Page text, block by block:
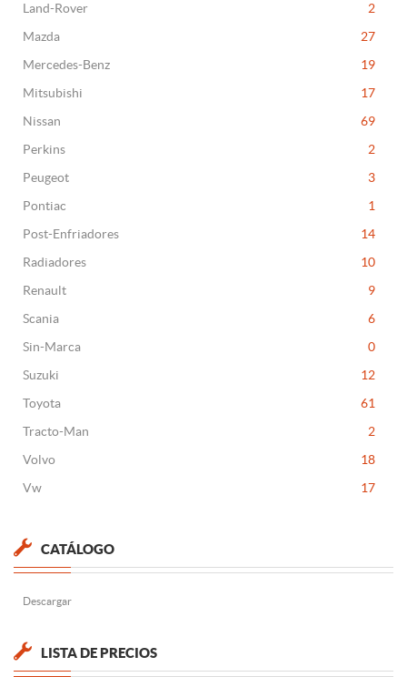
Land-Rover
2
Mazda
27
Mercedes-Benz
19
Mitsubishi
17
Nissan
69
Perkins
2
Peugeot
3
Pontiac
1
Post-Enfriadores
14
Radiadores
10
Renault
9
Scania
6
Sin-Marca
0
Suzuki
12
Toyota
61
Tracto-Man
2
Volvo
18
Vw
17
CATÁLOGO
Descargar
LISTA DE PRECIOS